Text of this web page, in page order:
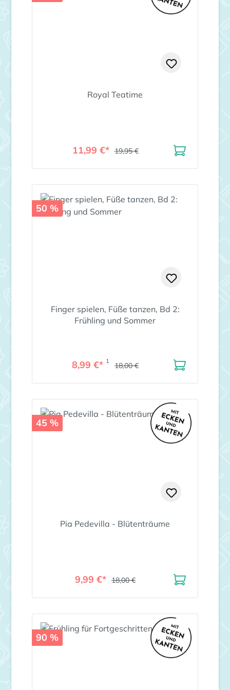
Royal Teatime
11,99 €* 19,95 €
50 %
Finger spielen, Füße tanzen, Bd 2:
Frühling und Sommer
8,99 €* 1 18,00 €
45 %
Pia Pedevilla - Blütenträume
9,99 €* 18,00 €
90 %